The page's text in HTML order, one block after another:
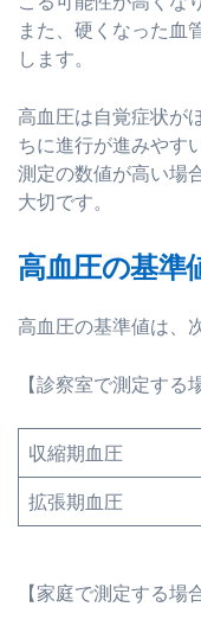
また、硬くなった血
します。
高血圧は自覚症状が
ちに進行が進みやす
測定の数値が高い場
大切です。
高血圧の基準
高血圧の基準値は、
【診察室で測定する
収縮期血圧
拡張期血圧
【家庭で測定する場